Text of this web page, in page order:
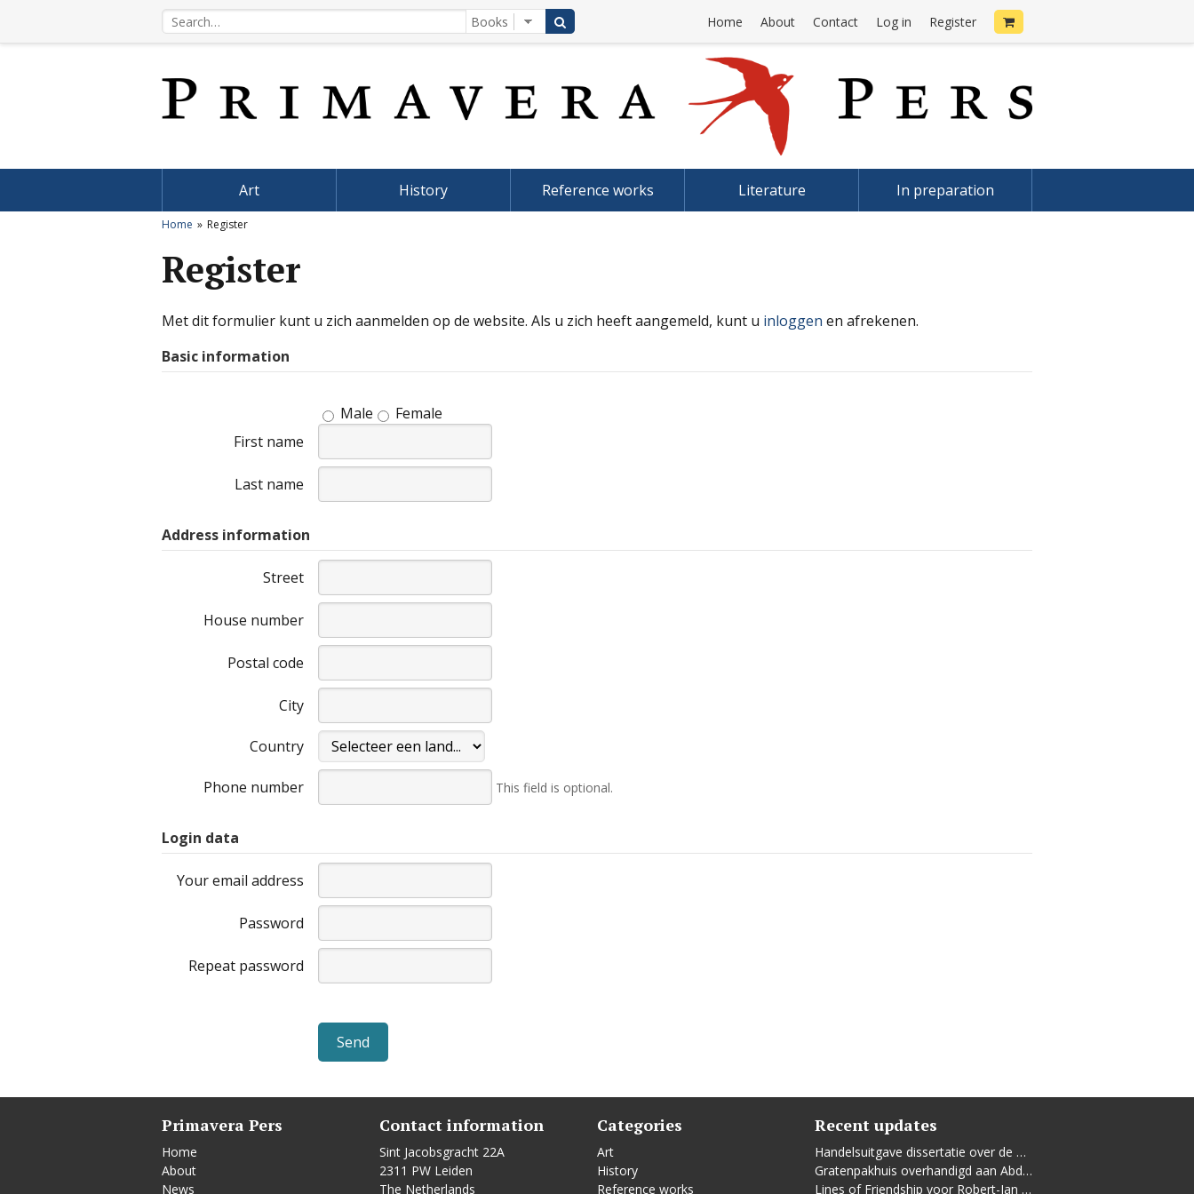
Home About Contact Log in Register
Art History Reference works Literature In preparation
Home Register
Register
Met dit formulier kunt u zich aanmelden op de website. Als u zich heeft aangemeld, kunt u inloggen en afrekenen.
Basic information
Male
Female
First name
Last name
Address information
Street
House number
Postal code
City
Country
Phone number This field is optional.
Login data
Your email address
Password
Repeat password
Primavera Pers
Home
About
News
Contact information
Sint Jacobsgracht 22A
2311 PW Leiden
The Netherlands
Categories
Art
History
Reference works
Recent updates
Handelsuitgave dissertatie over de Leidse vrouwenbeweging
Gratenpakhuis overhandigd aan Abdelhaq Jermoumi
Lines of Friendship voor Robert-Jan te Rijdt